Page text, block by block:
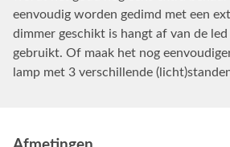
eenvoudig worden gedimd met een
dimmer geschikt is hangt af van de
gebruikt. Of maak het nog
lamp met 3 verschillende